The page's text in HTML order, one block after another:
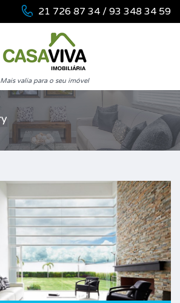
21 726 87 34 / 93 348 34 59
Mais valia para o seu imóvel